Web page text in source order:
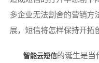
多企业无法割舍的营销方
展，短信将怎样保持开拓
智能云短信的诞生是当